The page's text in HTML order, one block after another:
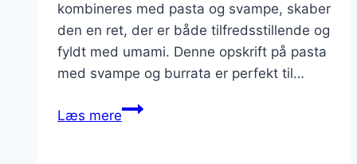
kombineres med pasta og svampe, skaber
den en ret, der er både tilfredsstillende og
fyldt med umami. Denne opskrift på pasta
med svampe og burrata er perfekt til…
Læs mereBurrata